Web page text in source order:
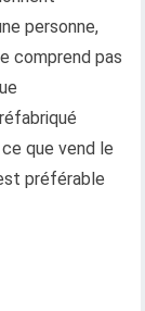
personne,
comprend pas
que vend le
préférable